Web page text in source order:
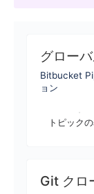
グロー
Bitbucket
ョン
トピック
Git クロ